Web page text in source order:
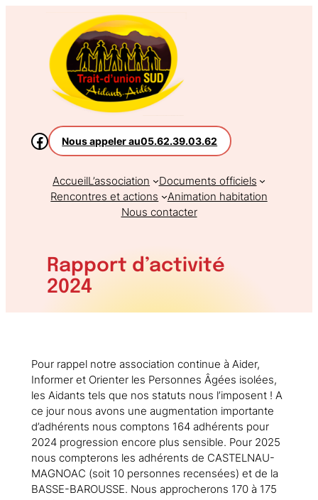
Nous appeler au05.62.39.03.62
AccueilL’association
Documents officiels
Rencontres et actions
Animation habitation
Nous contacter
Rapport d’activité
2024
Pour rappel notre association continue à Aider,
Informer et Orienter les Personnes Âgées isolées,
les Aidants tels que nos statuts nous l’imposent ! A
ce jour nous avons une augmentation importante
d’adhérents nous comptons 164 adhérents pour
2024 progression encore plus sensible. Pour 2025
nous compterons les adhérents de CASTELNAU-
MAGNOAC (soit 10 personnes recensées) et de la
BASSE-BAROUSSE. Nous approcherons 170 à 175